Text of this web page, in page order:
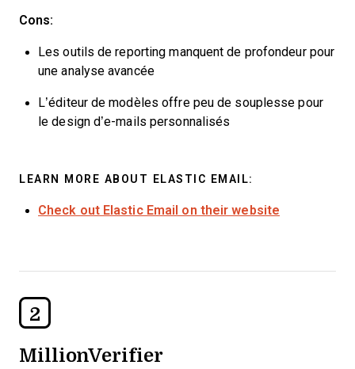
Cons:
Les outils de reporting manquent de profondeur pour
une analyse avancée
L’éditeur de modèles offre peu de souplesse pour
le design d’e-mails personnalisés
LEARN MORE ABOUT ELASTIC EMAIL:
Check out Elastic Email on their website
2
MillionVerifier